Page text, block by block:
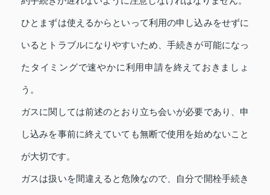
ひとまずは使えるからといって利用の申し込みをせずに
いるとトラブルになりやすいため、手続きが可能になっ
たタイミングで速やかに利用申請を終えておきましょ
う。
ガスに関しては前述のとおり立ち会いが必要であり、申
し込みを事前に終えていても無断で使用を始めないこと
が大切です。
ガスは扱いを間違えると危険なので、自分で開栓手続き